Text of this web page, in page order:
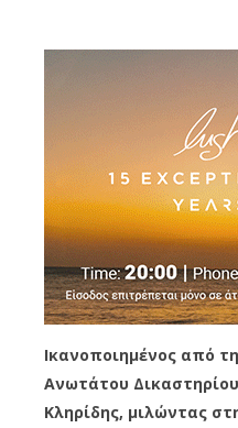
Ικανοποιημένος από
Ανωτάτου
Κληρίδης, μιλώντας